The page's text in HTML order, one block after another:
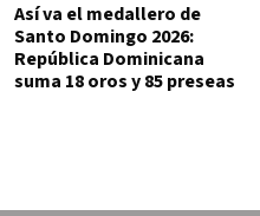
Así va el medallero de
Santo Domingo 2026:
República Dominicana
suma 18 oros y 85 preseas